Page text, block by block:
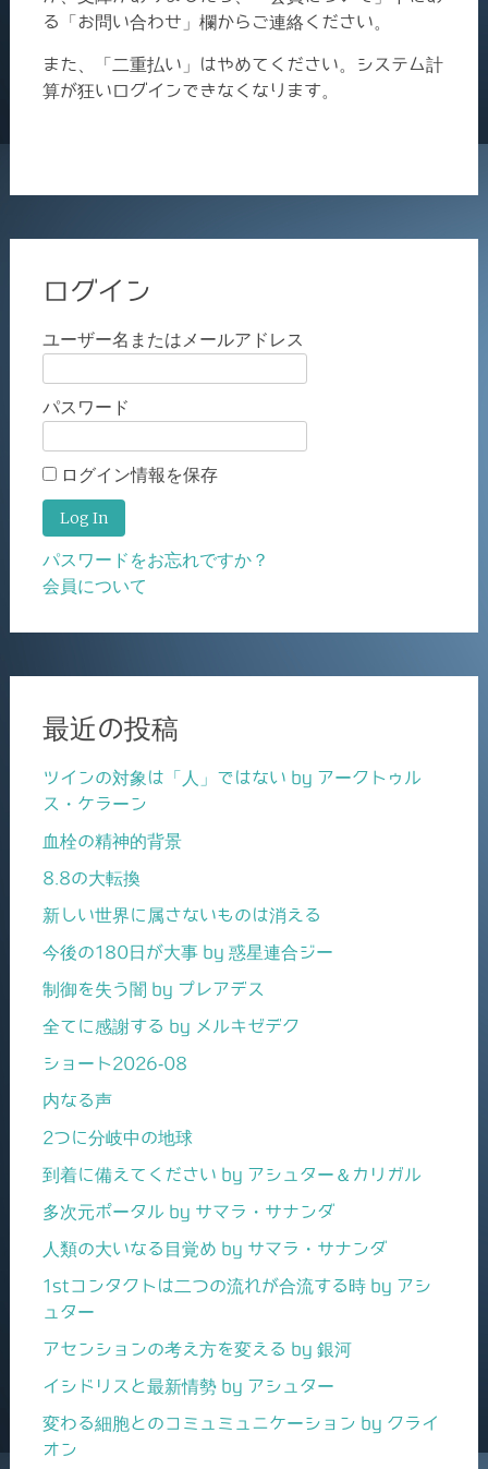
る「お問い合わせ」欄からご連絡ください。
また、「二重払い」はやめてください。システム計
算が狂いログインできなくなります。
ログイン
ユーザー名またはメールアドレス
パスワード
ログイン情報を保存
パスワードをお忘れですか？
会員について
最近の投稿
ツインの対象は「人」ではない by アークトゥル
ス・ケラーン
血栓の精神的背景
8.8の大転換
新しい世界に属さないものは消える
今後の180日が大事 by 惑星連合ジー
制御を失う闇 by プレアデス
全てに感謝する by メルキゼデク
ショート2026-08
内なる声
2つに分岐中の地球
到着に備えてください by アシュター＆カリガル
多次元ポータル by サマラ・サナンダ
人類の大いなる目覚め by サマラ・サナンダ
1stコンタクトは二つの流れが合流する時 by アシ
ュター
アセンションの考え方を変える by 銀河
イシドリスと最新情勢 by アシュター
変わる細胞とのコミュミュニケーション by クライ
オン